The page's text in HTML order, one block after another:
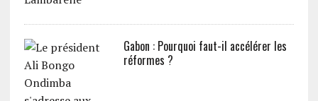
Gabon : Pourquoi faut-il accélérer les
réformes ?